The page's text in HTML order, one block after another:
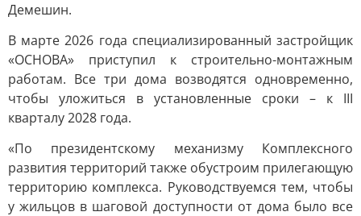
Демешин.
В марте 2026 года специализированный застройщик
«ОСНОВА» приступил к строительно-монтажным
работам. Все три дома возводятся одновременно,
чтобы уложиться в установленные сроки – к III
кварталу 2028 года.
«По президентскому механизму Комплексного
развития территорий также обустроим прилегающую
территорию комплекса. Руководствуемся тем, чтобы
у жильцов в шаговой доступности от дома было все